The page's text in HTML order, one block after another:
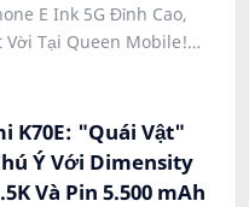
E Ink 5G Đỉnh Cao,
Tại Queen Mobile!
K70E: "Quái Vật"
Ý Với Dimensity
Và Pin 5.500 mAh